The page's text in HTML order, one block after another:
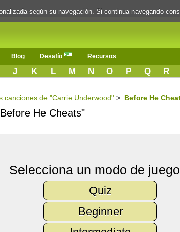
Blog Desafío Recursos
J K L M N O P Q R
canciones de "Carrie Underwood" > Before He
He Cheats"
Selecciona un modo de juego
Quiz
Beginner
según su navegación. Si continua navegando